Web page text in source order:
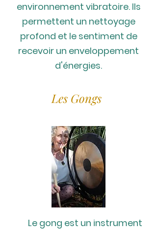
environnement vibratoire. Ils
permettent un nettoyage
profond et le sentiment de
recevoir un enveloppement
d'énergies.
Les Gongs
Le gong est un instrument